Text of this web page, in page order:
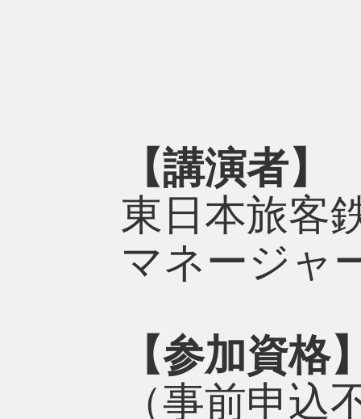
【講演者】
東日本旅
マネージ
【参加資格
（事前申